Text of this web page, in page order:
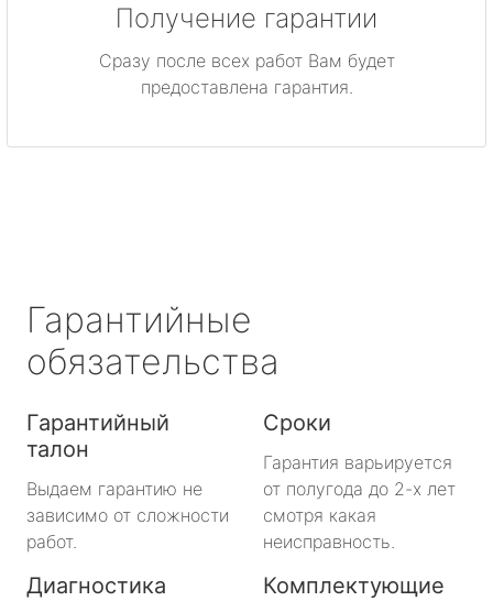
Получение гарантии
Сразу после всех работ Вам будет
предоставлена гарантия.
Гарантийные
обязательства
Гарантийный
талон
Выдаем гарантию не
зависимо от сложности
работ.
Сроки
Гарантия варьируется
от полугода до 2-х лет
смотря какая
неисправность.
Диагностика Комплектующие